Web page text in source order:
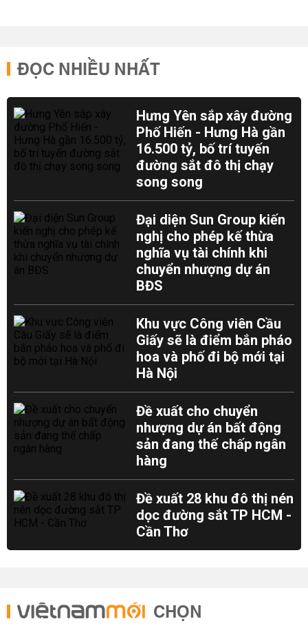
ĐỌC NHIỀU NHẤT
Hưng Yên sắp xây đường
Phố Hiến - Hưng Hà gần
16.500 tỷ, bố trí tuyến
đường sắt đô thị chạy
song song
Đại diện Sun Group kiến
nghị cho phép kế thừa
nghĩa vụ tài chính khi
chuyển nhượng dự án
BĐS
Khu vực Công viên Cầu
Giấy sẽ là điểm bắn pháo
hoa và phố đi bộ mới tại
Hà Nội
Đề xuất cho chuyển
nhượng dự án bất động
sản đang thế chấp ngân
hàng
Đề xuất 28 khu đô thị nén
dọc đường sắt TP HCM -
Cần Thơ
CHỌN